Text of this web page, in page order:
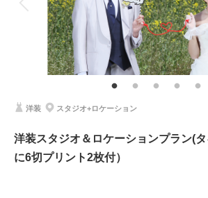
家族と撮影 家族用衣装レンタル
ドレスで新緑ロケーション♪150カットデータ仕上げ♪
春のみの限定プラン♡4月〜5月中旬にご利用くださ
ロケーションで150カット♪ご希望をお聞かせくださ
ロケーション場所は大宮第二公園または市民の森公
このプランで撮影可能な撮影レポート
撮影日：
洋装 スタジオ+ロケーション
洋装スタジオ＆ロケーションプラン(
に6切プリント2枚付）